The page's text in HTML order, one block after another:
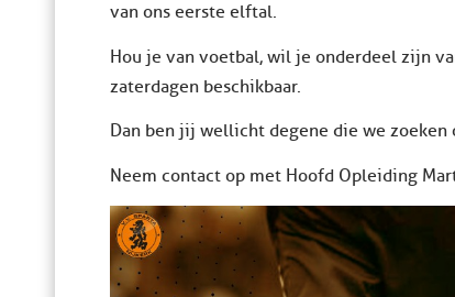
van ons eerste elftal.
Hou je van voetbal, wil je onderdeel zijn
zaterdagen beschikbaar.
Dan ben jij wellicht degene die we
Neem contact op met Hoofd Opleiding